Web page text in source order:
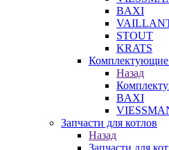
BAXI
STOUT
KRATS
Комплектующие
Назад
BAXI
Запчасти для котлов
Назад
Запчасти для